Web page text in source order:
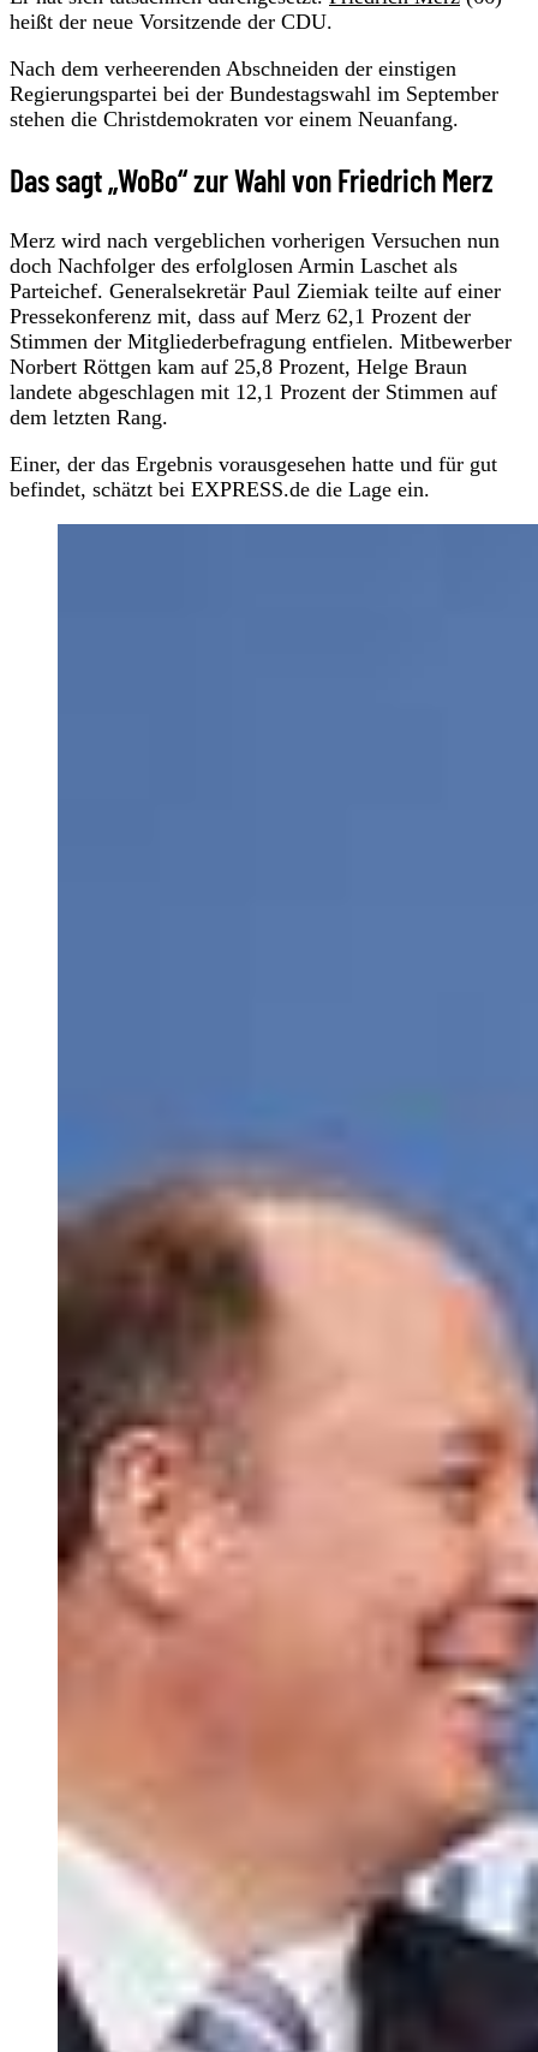
heißt der neue Vorsitzende der CDU.
Nach dem verheerenden Abschneiden der einstigen
Regierungspartei bei der Bundestagswahl im September
stehen die Christdemokraten vor einem Neuanfang.
Das sagt „WoBo“ zur Wahl von Friedrich Merz
Merz wird nach vergeblichen vorherigen Versuchen nun
doch Nachfolger des erfolglosen Armin Laschet als
Parteichef. Generalsekretär Paul Ziemiak teilte auf einer
Pressekonferenz mit, dass auf Merz 62,1 Prozent der
Stimmen der Mitgliederbefragung entfielen. Mitbewerber
Norbert Röttgen kam auf 25,8 Prozent, Helge Braun
landete abgeschlagen mit 12,1 Prozent der Stimmen auf
dem letzten Rang.
Einer, der das Ergebnis vorausgesehen hatte und für gut
befindet, schätzt bei EXPRESS.de die Lage ein.